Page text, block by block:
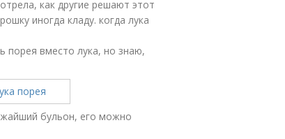
как другие решают этот
иногда кладу. когда лука
порея вместо лука, но знаю,
бульон, его можно